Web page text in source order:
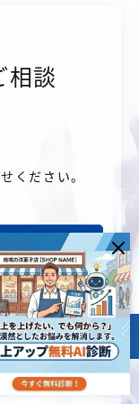
目次
相談
ください。
祝を除く）